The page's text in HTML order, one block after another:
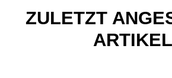
ZULETZT
ARTIKEL